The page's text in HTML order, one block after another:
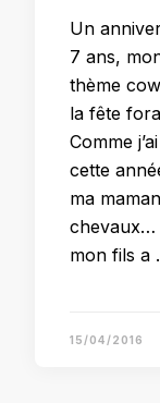
Un
7 ans,
thème
la fête
Comme
cette
ma
chevaux…
mon fils a
15/04/2016